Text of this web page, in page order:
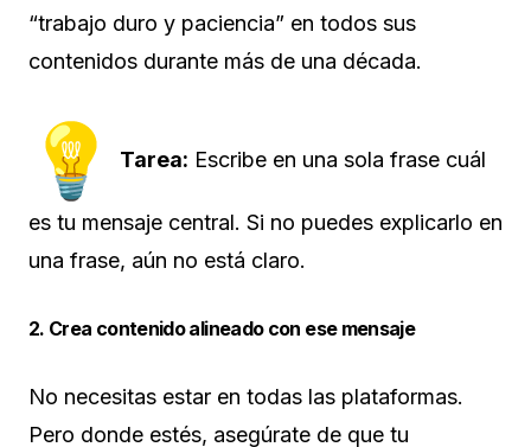
“trabajo duro y paciencia” en todos sus
contenidos durante más de una década.
Tarea: Escribe en una sola frase cuál
es tu mensaje central. Si no puedes explicarlo en
una frase, aún no está claro.
2. Crea contenido alineado con ese mensaje
No necesitas estar en todas las plataformas.
Pero donde estés, asegúrate de que tu